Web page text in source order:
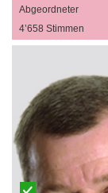
Abgeordneter
4’658 Stimmen